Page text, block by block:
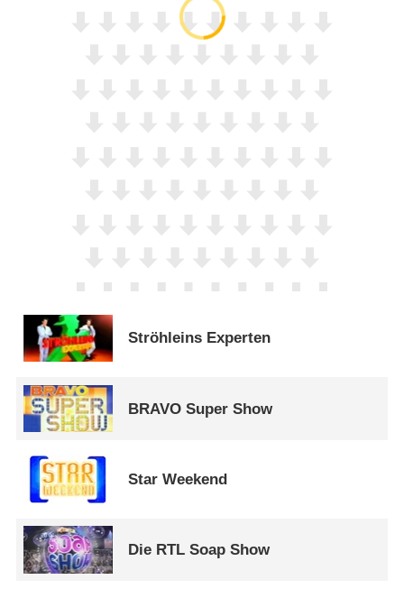
Ströhleins Experten
BRAVO Super Show
Star Weekend
Die RTL Soap Show